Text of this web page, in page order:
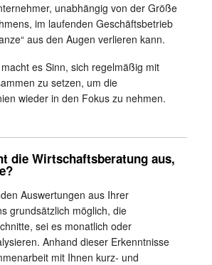
unabhängig von der Größe
im laufenden Geschäftsbetrieb
aus den Augen verlieren kann.
es Sinn, sich regelmäßig mit
zu setzen, um die
wieder in den Fokus zu nehmen.
die Wirtschaftsberatung aus,
Auswertungen aus Ihrer
grundsätzlich möglich, die
sei es monatlich oder
Anhand dieser Erkenntnisse
mit Ihnen kurz- und